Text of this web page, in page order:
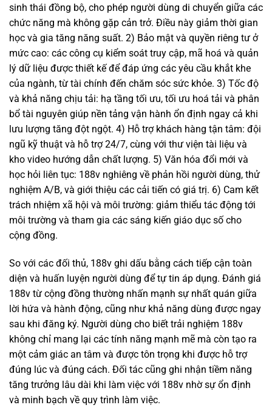
sinh thái đồng bộ, cho phép người dùng di chuyển giữa các
chức năng mà không gặp cản trở. Điều này giảm thời gian
học và gia tăng năng suất. 2) Bảo mật và quyền riêng tư ở
mức cao: các công cụ kiểm soát truy cập, mã hoá và quản
lý dữ liệu được thiết kế để đáp ứng các yêu cầu khắt khe
của ngành, từ tài chính đến chăm sóc sức khỏe. 3) Tốc độ
và khả năng chịu tải: hạ tầng tối ưu, tối ưu hoá tải và phân
bổ tài nguyên giúp nền tảng vận hành ổn định ngay cả khi
lưu lượng tăng đột ngột. 4) Hỗ trợ khách hàng tận tâm: đội
ngũ kỹ thuật và hỗ trợ 24/7, cùng với thư viện tài liệu và
kho video hướng dẫn chất lượng. 5) Văn hóa đổi mới và
học hỏi liên tục: 188v nghiêng về phản hồi người dùng, thử
nghiệm A/B, và giới thiệu các cải tiến có giá trị. 6) Cam kết
trách nhiệm xã hội và môi trường: giảm thiểu tác động tới
môi trường và tham gia các sáng kiến giáo dục số cho
cộng đồng.
So với các đối thủ, 188v ghi dấu bằng cách tiếp cận toàn
diện và huấn luyện người dùng để tự tin áp dụng. Đánh giá
188v từ cộng đồng thường nhấn mạnh sự nhất quán giữa
lời hứa và hành động, cũng như khả năng dùng được ngay
sau khi đăng ký. Người dùng cho biết trải nghiệm 188v
không chỉ mang lại các tính năng mạnh mẽ mà còn tạo ra
một cảm giác an tâm và được tôn trọng khi được hỗ trợ
đúng lúc và đúng cách. Đối tác cũng ghi nhận tiềm năng
tăng trưởng lâu dài khi làm việc với 188v nhờ sự ổn định
và minh bạch về quy trình làm việc.